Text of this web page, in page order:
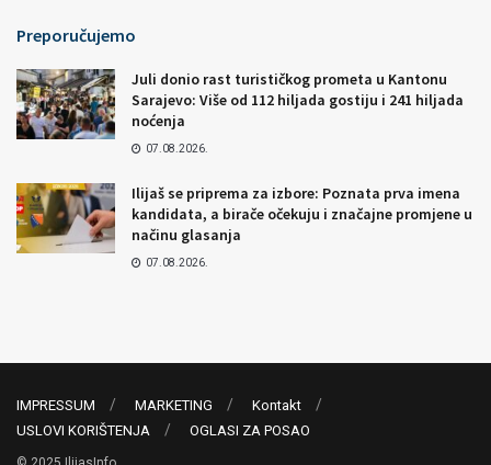
Preporučujemo
Juli donio rast turističkog prometa u Kantonu
Sarajevo: Više od 112 hiljada gostiju i 241 hiljada
noćenja
07.08.2026.
Ilijaš se priprema za izbore: Poznata prva imena
kandidata, a birače očekuju i značajne promjene u
načinu glasanja
07.08.2026.
IMPRESSUM MARKETING
Kontakt
USLOVI KORIŠTENJA
OGLASI ZA POSAO